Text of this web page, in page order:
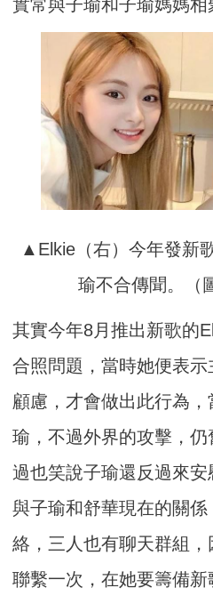
實常與子瑜和子瑜媽媽相
▲Elkie（右）今年發新
瑜不合傳聞。（
其實今年8月推出新歌的
合照問題，當時她便表
顧慮，才會做出此行為
瑜，不過外界的攻擊，
過也笑說子瑜還反過來
與子瑜和舒華現在的關
絡，三人也有聊天群組
聯繫一次，在她要籌備